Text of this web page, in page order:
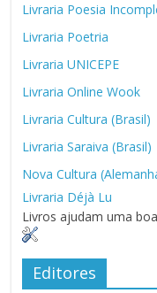
Livraria Poesia
Livraria Poetria
Livraria UNICEPE
Livraria Online Wook
Livraria Cultura (Brasil)
Livraria Saraiva (Brasil)
Nova Cultura
Livraria Déjà Lu
Livros ajudam uma
Editores